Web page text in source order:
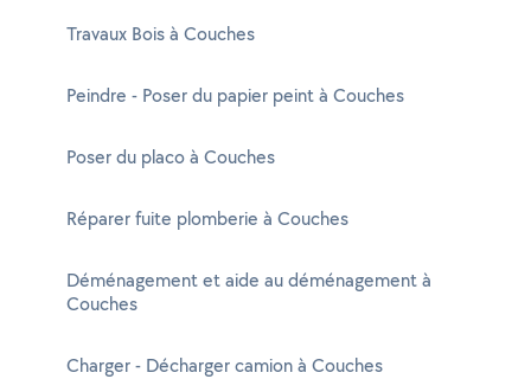
Travaux Bois à Couches
Peindre - Poser du papier peint à Couches
Poser du placo à Couches
Réparer fuite plomberie à Couches
Déménagement et aide au déménagement à
Couches
Charger - Décharger camion à Couches